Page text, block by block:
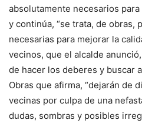
absolutamente necesarios
y continúa, “se trata, de obras,
necesarias para mejorar la
vecinos, que el alcalde
de hacer los deberes y buscar
Obras que afirma, “dejarán de
vecinas por culpa de una
dudas, sombras y posibles